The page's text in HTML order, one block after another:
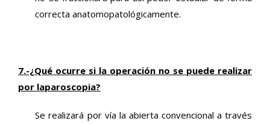
correcta anatomopatológicamente.
7.-¿Qué ocurre si la operación no se puede realizar
por laparoscopia?
Se realizará por vía la abierta convencional a través